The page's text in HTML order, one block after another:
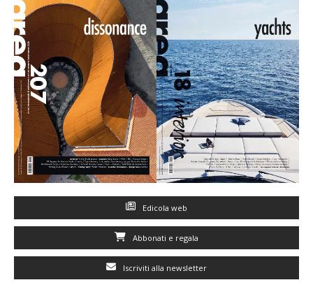
Edicola web
Abbonati e regala
Iscriviti alla newsletter